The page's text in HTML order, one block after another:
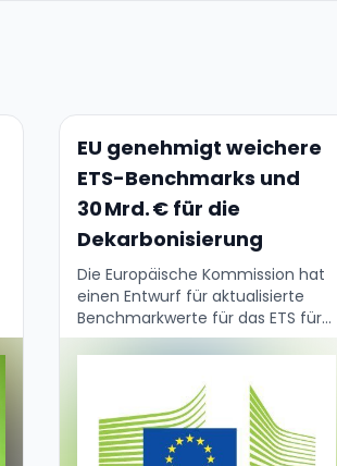
EU genehmigt weichere
ETS-Benchmarks und
30 Mrd. € für die
Dekarbonisierung
Die Europäische Kommission hat
einen Entwurf für aktualisierte
Benchmarkwerte für das ETS für
den Zeitraum 2026–2030
veröffentlicht. Es handelt sich um
Werte, nach denen entschieden
wird, wie viele kostenlose
Emissionszertifikate …